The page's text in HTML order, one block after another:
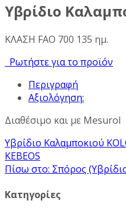
Υβρίδιο
ΚΛΑΣΗ FAO 700 135 ημ.
Ρωτήστε για το προϊόν
Περιγραφή
Αξιολόγηση:
Διαθέσιμο και με Mesurol
Υβρίδιο Καλαμποκιού
KEBEOS
Πίσω στο: Σπόρος
Κατηγορίες